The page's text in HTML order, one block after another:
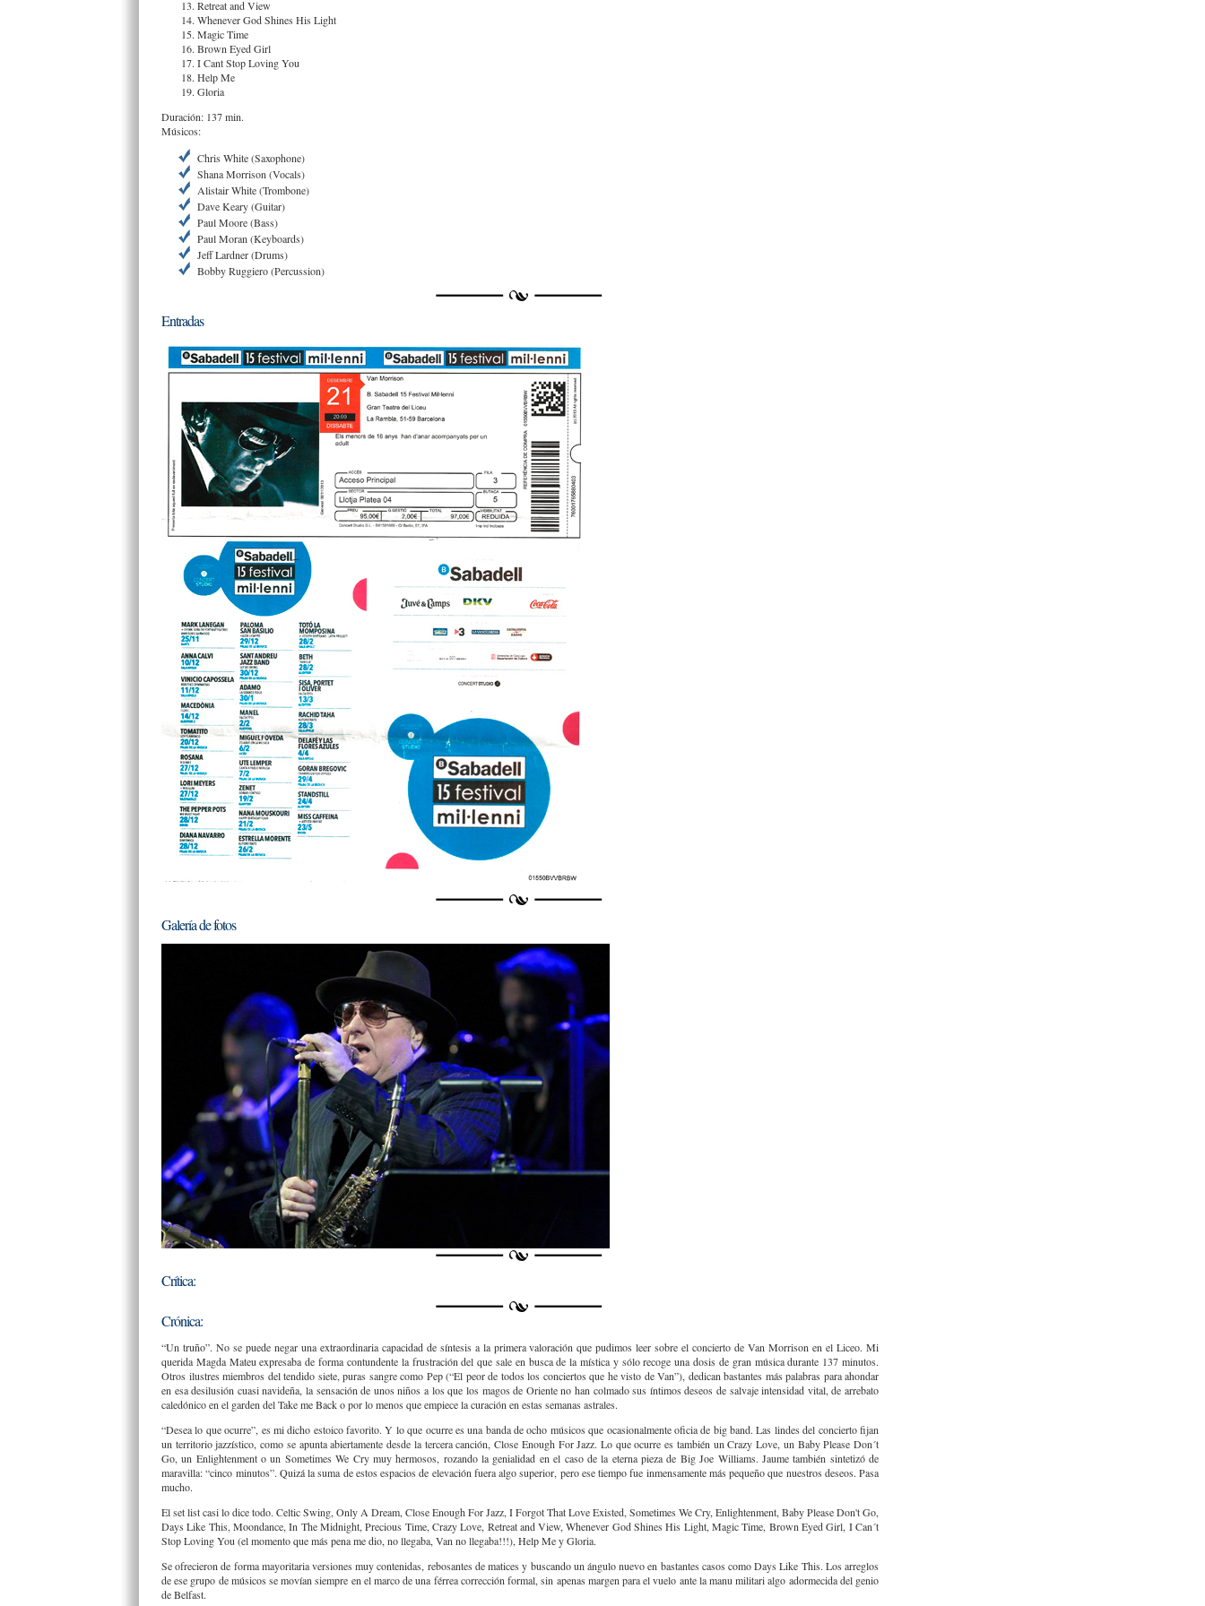
Retreat and View
Whenever God Shines His Light
Magic Time
Brown Eyed Girl
I Cant Stop Loving You
Help Me
Gloria
Duración: 137 min.
Músicos:
Chris White (Saxophone)
Shana Morrison (Vocals)
Alistair White (Trombone)
Dave Keary (Guitar)
Paul Moore (Bass)
Paul Moran (Keyboards)
Jeff Lardner (Drums)
Bobby Ruggiero (Percussion)
Entradas
Galería de fotos
Crítica:
Crónica:
“Un truño”. No se puede negar una extraordinaria capacidad de síntesis a la primera valoración que pudimos leer sobre el concierto de Van Morrison en el Liceo. Mi
querida Magda Mateu expresaba de forma contundente la frustración del que sale en busca de la mística y sólo recoge una dosis de gran música durante 137 minutos.
Otros ilustres miembros del tendido siete, puras sangre como Pep (“El peor de todos los conciertos que he visto de Van”), dedican bastantes más palabras para ahondar
en esa desilusión cuasi navideña, la sensación de unos niños a los que los magos de Oriente no han colmado sus íntimos deseos de salvaje intensidad vital, de arrebato
caledónico en el garden del Take me Back o por lo menos que empiece la curación en estas semanas astrales.
“Desea lo que ocurre”, es mi dicho estoico favorito. Y lo que ocurre es una banda de ocho músicos que ocasionalmente oficia de big band. Las lindes del concierto fijan
un territorio jazzístico, como se apunta abiertamente desde la tercera canción, Close Enough For Jazz. Lo que ocurre es también un Crazy Love, un Baby Please Don´t
Go, un Enlightenment o un Sometimes We Cry muy hermosos, rozando la genialidad en el caso de la eterna pieza de Big Joe Williams. Jaume también sintetizó de
maravilla: “cinco minutos”. Quizá la suma de estos espacios de elevación fuera algo superior, pero ese tiempo fue inmensamente más pequeño que nuestros deseos. Pasa
mucho.
El set list casi lo dice todo. Celtic Swing, Only A Dream, Close Enough For Jazz, I Forgot That Love Existed, Sometimes We Cry, Enlightenment, Baby Please Don't Go,
Days Like This, Moondance, In The Midnight, Precious Time, Crazy Love, Retreat and View, Whenever God Shines His Light, Magic Time, Brown Eyed Girl, I Can´t
Stop Loving You (el momento que más pena me dio, no llegaba, Van no llegaba!!!), Help Me y Gloria.
Se ofrecieron de forma mayoritaria versiones muy contenidas, rebosantes de matices y buscando un ángulo nuevo en bastantes casos como Days Like This. Los arreglos
de ese grupo de músicos se movían siempre en el marco de una férrea corrección formal, sin apenas margen para el vuelo ante la manu militari algo adormecida del genio
de Belfast.